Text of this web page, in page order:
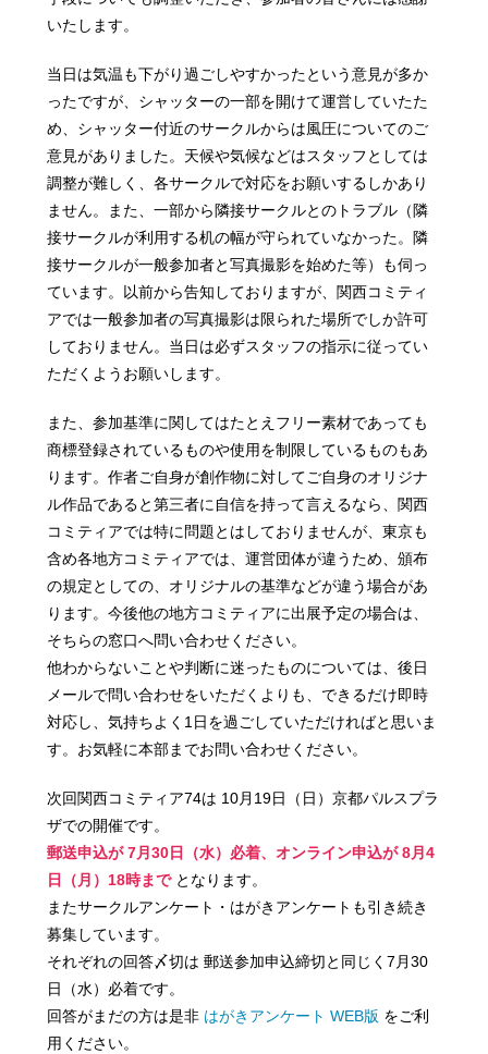
いたします。
当日は気温も下がり過ごしやすかったという意見が多か
ったですが、シャッターの一部を開けて運営していたた
め、シャッター付近のサークルからは風圧についてのご
意見がありました。天候や気候などはスタッフとしては
調整が難しく、各サークルで対応をお願いするしかあり
ません。また、一部から隣接サークルとのトラブル（隣
接サークルが利用する机の幅が守られていなかった。隣
接サークルが一般参加者と写真撮影を始めた等）も伺っ
ています。以前から告知しておりますが、関西コミティ
アでは一般参加者の写真撮影は限られた場所でしか許可
しておりません。当日は必ずスタッフの指示に従ってい
ただくようお願いします。
また、参加基準に関してはたとえフリー素材であっても
商標登録されているものや使用を制限しているものもあ
ります。作者ご自身が創作物に対してご自身のオリジナ
ル作品であると第三者に自信を持って言えるなら、関西
コミティアでは特に問題とはしておりませんが、東京も
含め各地方コミティアでは、運営団体が違うため、頒布
の規定としての、オリジナルの基準などが違う場合があ
ります。今後他の地方コミティアに出展予定の場合は、
そちらの窓口へ問い合わせください。
他わからないことや判断に迷ったものについては、後日
メールで問い合わせをいただくよりも、できるだけ即時
対応し、気持ちよく1日を過ごしていただければと思いま
す。お気軽に本部までお問い合わせください。
次回関西コミティア74は 10月19日（日）京都パルスプラ
ザでの開催です。
郵送申込が 7月30日（水）必着、オンライン申込が 8月4
日（月）18時までとなります。
またサークルアンケート・はがきアンケートも引き続き
募集しています。
それぞれの回答〆切は 郵送参加申込締切と同じく7月30
日（水）必着です。
回答がまだの方は是非 はがきアンケート WEB版 をご利
用ください。